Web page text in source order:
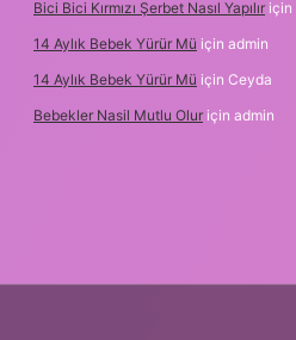
Bici Bici Kırmızı Şerbet Nasıl Yapılır için
14 Aylık Bebek Yürür Mü için admin
14 Aylık Bebek Yürür Mü için Ceyda
Bebekler Nasil Mutlu Olur için admin